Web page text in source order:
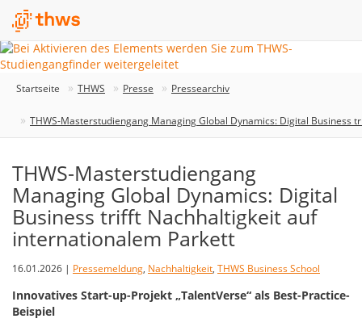
Startseite THWS Presse Pressearchiv
THWS-Masterstudiengang Managing Global Dynamics: Digital
THWS-Masterstudiengang
Managing Global Dynamics: Digital
Business trifft Nachhaltigkeit auf
internationalem Parkett
16.01.2026 | Pressemeldung, Nachhaltigkeit, THWS Business School
Innovatives Start-up-Projekt „TalentVerse“ als Best-Practice-
Beispiel